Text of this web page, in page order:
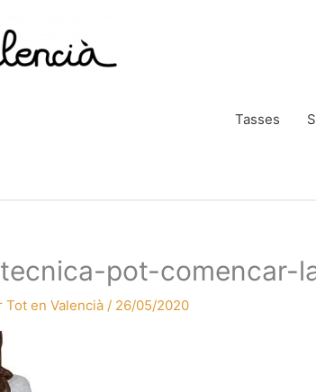
Tasses
pot-comencar-
Tot en Valencià / 26/05/2020